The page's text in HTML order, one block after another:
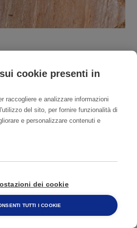
si indica lo stadio larvale
di coleotteri xilofagi che
il legno. Sono
comuni che possono
pavimenti e travi in
800 482 320
cookie presenti in
raccogliere e analizzare informazioni
del sito, per fornire funzionalità di
e personalizzare contenuti e
dei cookie
TUTTI I COOKIE